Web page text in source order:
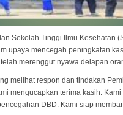
Sekolah Tinggi Ilmu Kesehatan
upaya mencegah peningkatan
merenggut nyawa delapan
melihat respon dan tindakan
mengucapkan terima kasih.
DBD. Kami siap